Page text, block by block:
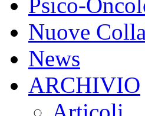
Psico-
Nuove
News
ARCHIVIO